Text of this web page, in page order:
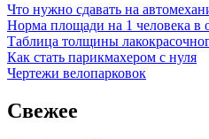
Что нужно сдавать на
Норма площади на 1 человека в
Таблица толщины
Как стать парикмахером с нуля
Чертежи велопарковок
Свежее